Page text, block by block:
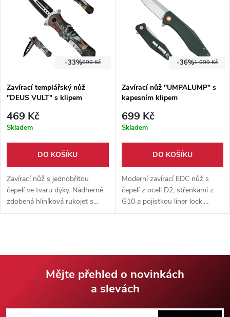
699 Kč
-33%
Zavírací templářský nůž
"DEUS VULT" s klipem
469 Kč
Skladem
DO KOŠÍKU
Zavírací nůž s jednobřitou
čepelí ve tvaru dýky. Nádherně
zdobená hliníková rukojeť s
Templářským motivem. Nůž
1 099 Kč
-36%
Zavírací nůž "UMPALUMP" s
kapesním klipem
699 Kč
Skladem
DO KOŠÍKU
Moderní zavírací EDC nůž s
čepelí z oceli D2, střenkami z
G10 a pojistkou liner lock.
Flipper a kovový kapesní klip
Mějte přehled o novinkách
a slevách